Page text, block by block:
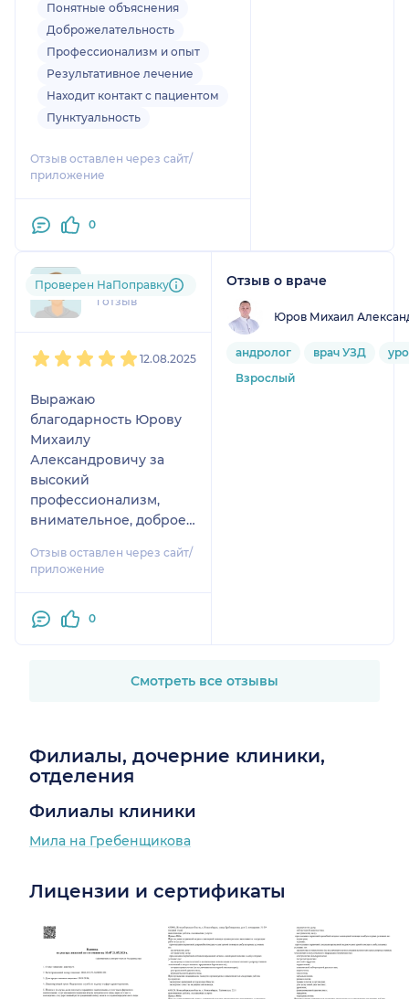
Понятные объяснения
Доброжелательность
Профессионализм и опыт
Результативное лечение
Находит контакт с пациентом
Пунктуальность
Отзыв оставлен через сайт/
приложение
0
m.n....@....ru
1 отзыв
Проверен НаПоправку
12.08.2025
Выражаю
благодарность Юрову
Михаилу
Александровичу за
высокий
профессионализм,
внимательное, доброе
отзывчивость и
индивидуальный
таких врачей!
Отзыв оставлен через сайт/
приложение
0
Отзыв о враче
Юров Михаил
андролог врач УЗД
Взрослый
Смотреть все отзывы
Филиалы, дочерние клиники,
отделения
Филиалы клиники
Мила на Гребенщикова
Лицензии и сертификаты